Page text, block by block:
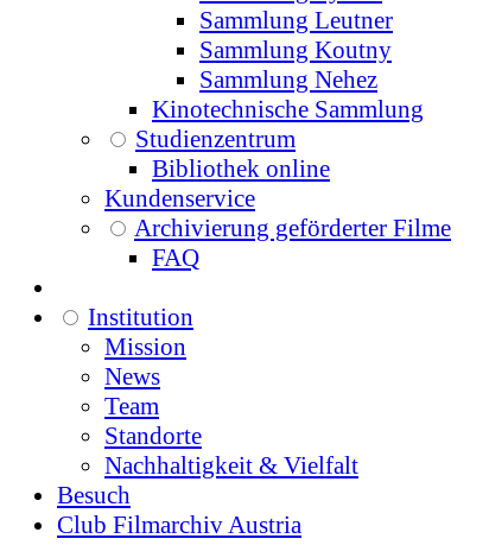
Sammlung Leutner
Sammlung Koutny
Sammlung Nehez
Kinotechnische Sammlung
Studienzentrum
Bibliothek online
Kundenservice
Archivierung geförderter Filme
FAQ
Institution
Mission
News
Team
Standorte
Nachhaltigkeit & Vielfalt
Besuch
Club Filmarchiv Austria